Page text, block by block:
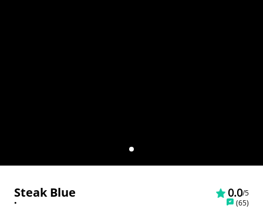
Steak Blue 0.0/5
•
(65)